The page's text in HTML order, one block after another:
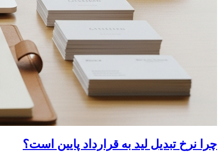
چرا نرخ تبدیل لید به قرارداد پایین است؟